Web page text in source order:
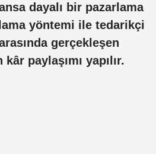
dayalı bir pazarlama
yöntemi ile tedarikçi
gerçekleşen
paylaşımı yapılır.